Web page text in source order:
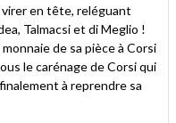
en tête, reléguant
Talmacsi et di Meglio !
de sa pièce à Corsi
le carénage de Corsi qui
à reprendre sa